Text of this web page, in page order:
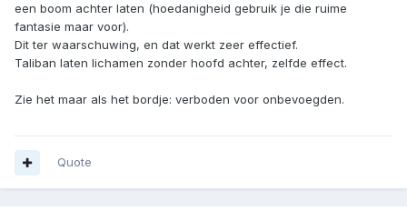
een boom achter laten (hoedanigheid gebruik je die ruime
fantasie maar voor).
Dit ter waarschuwing, en dat werkt zeer effectief.
Taliban laten lichamen zonder hoofd achter, zelfde effect.
Zie het maar als het bordje: verboden voor onbevoegden.
Quote